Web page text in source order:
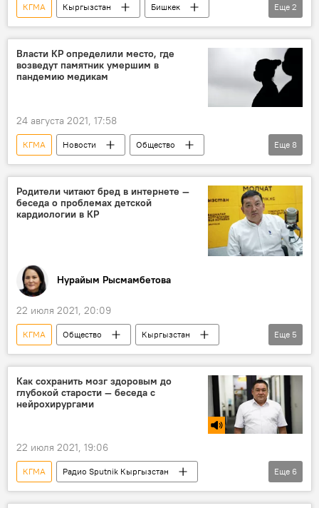
КГМА Кыргызстан
Бишкек
медики
мурал
Еще 2
Власти КР определили место, где
возведут памятник умершим в
пандемию медикам
24 августа 2021, 17:58
КГМА Новости
Общество
Кыргызстан
Коронавирус - 2020
памятник
борьба
кабмин
Еще 8
Родители читают бред в интернете —
беседа о проблемах детской
кардиологии в КР
Нурайым Рысмамбетова
22 июля 2021, 20:09
КГМА Общество
Кыргызстан
дети
кардиология
порок сердца
Еще 5
Как сохранить мозг здоровым до
глубокой старости — беседа с
нейрохирургами
22 июля 2021, 19:06
КГМА
Радио Sputnik Кыргызстан
Особый акцент
мозг
травма
Еще 6